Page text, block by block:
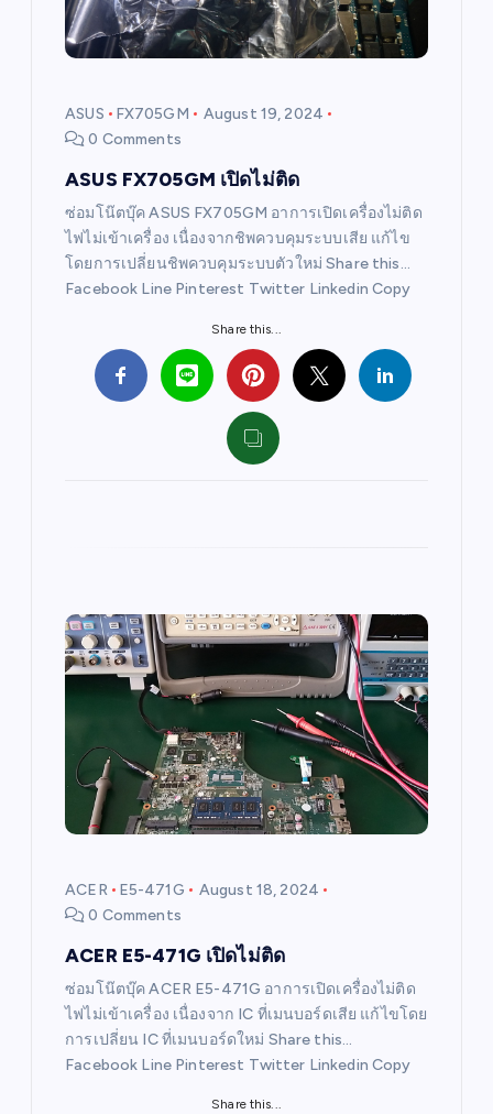
ASUS FX705GM
August 19, 2024
0 Comments
ASUS FX705GM เปิดไม่ติด
ซ่อมโน๊ตบุ๊ค ASUS FX705GM อาการเปิดเครื่องไม่ติด
ไฟไม่เข้าเครื่อง เนื่องจากชิพควบคุมระบบเสีย แก้ไข
โดยการเปลี่ยนชิพควบคุมระบบตัวใหม่ Share this…
Facebook Line Pinterest Twitter Linkedin Copy
Share this...
ACER E5-471G
August 18, 2024
0 Comments
ACER E5-471G เปิดไม่ติด
ซ่อมโน๊ตบุ๊ค ACER E5-471G อาการเปิดเครื่องไม่ติด
ไฟไม่เข้าเครื่อง เนื่องจาก IC ที่เมนบอร์ดเสีย แก้ไขโดย
การเปลี่ยน IC ที่เมนบอร์ดใหม่ Share this…
Facebook Line Pinterest Twitter Linkedin Copy
Share this...